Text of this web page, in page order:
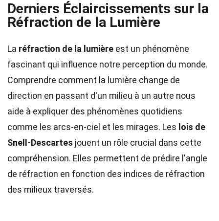
Derniers Éclaircissements sur la
Réfraction de la Lumière
La réfraction de la lumière est un phénomène
fascinant qui influence notre perception du monde.
Comprendre comment la lumière change de
direction en passant d'un milieu à un autre nous
aide à expliquer des phénomènes quotidiens
comme les arcs-en-ciel et les mirages. Les lois de
Snell-Descartes jouent un rôle crucial dans cette
compréhension. Elles permettent de prédire l'angle
de réfraction en fonction des indices de réfraction
des milieux traversés.